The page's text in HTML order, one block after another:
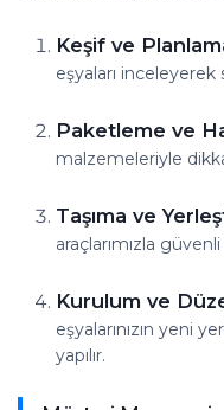
Keşif ve
eşyaları inceleyerek
Paketleme ve
malzemeleriyle
Taşıma ve
araçlarımızla
Kurulum ve
eşyalarınızın yeni
yapılır.